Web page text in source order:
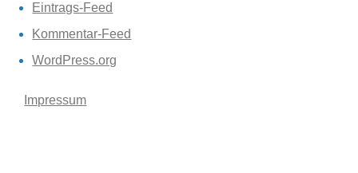
Eintrags-Feed
Kommentar-Feed
WordPress.org
Impressum